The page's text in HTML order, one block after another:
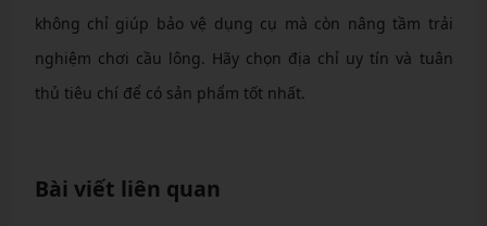
không chỉ giúp bảo vệ dụng cụ mà còn nâng tầm trải
nghiệm chơi cầu lông. Hãy chọn địa chỉ uy tín và tuân
thủ tiêu chí để có sản phẩm tốt nhất.
Bài viết liên quan